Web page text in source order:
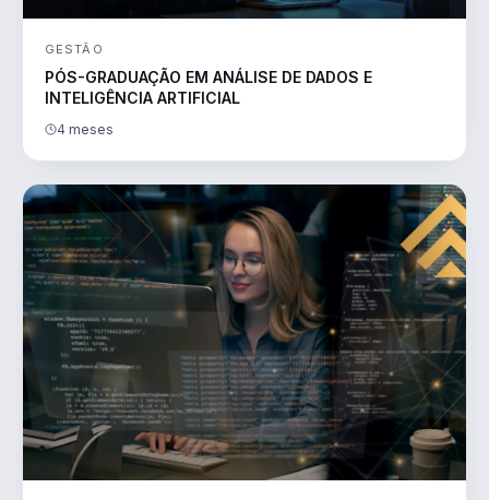
GESTÃO
PÓS-GRADUAÇÃO EM ANÁLISE DE DADOS E
INTELIGÊNCIA ARTIFICIAL
4 meses